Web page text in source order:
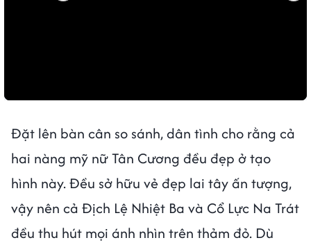
Đặt lên bàn cân so sánh, dân tình cho rằng cả
hai nàng mỹ nữ Tân Cương đều đẹp ở tạo
hình này. Đều sở hữu vẻ đẹp lai tây ấn tượng,
vậy nên cả Địch Lệ Nhiệt Ba và Cổ Lực Na Trát
đều thu hút mọi ánh nhìn trên thảm đỏ. Dù